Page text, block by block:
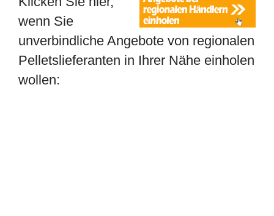
wenn Sie
unverbindliche Angebote von regionalen
Pelletslieferanten in Ihrer Nähe einholen
wollen: